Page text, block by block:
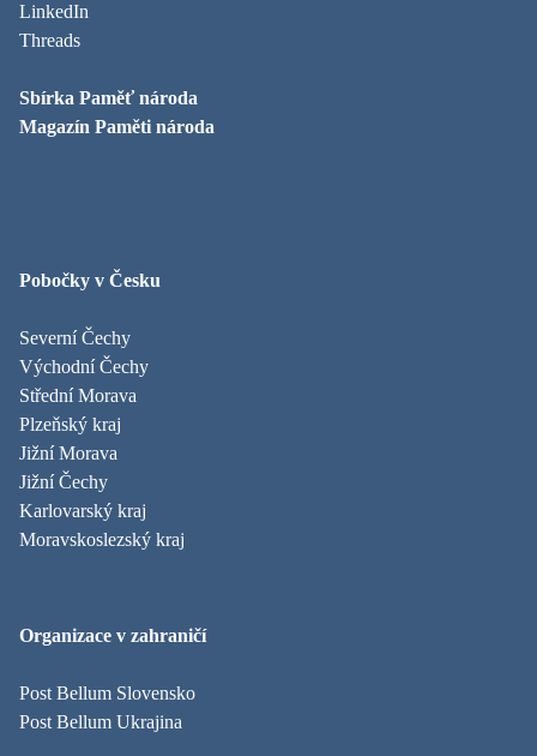
LinkedIn
Threads
Sbírka Paměť národa
Magazín Paměti národa
Pobočky v Česku
Severní Čechy
Východní Čechy
Střední Morava
Plzeňský kraj
Jižní Morava
Jižní Čechy
Karlovarský kraj
Moravskoslezský kraj
Organizace v zahraničí
Post Bellum Slovensko
Post Bellum Ukrajina